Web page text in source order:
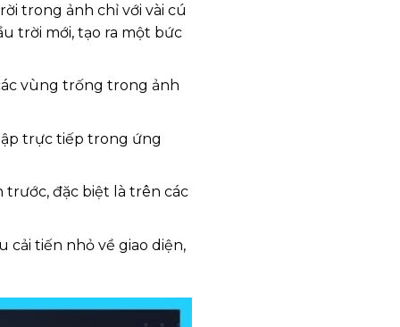
trong ảnh chỉ với vài cú
trời mới, tạo ra một bức
vùng trống trong ảnh
trực tiếp trong ứng
đặc biệt là trên các
tiến nhỏ về giao diện,